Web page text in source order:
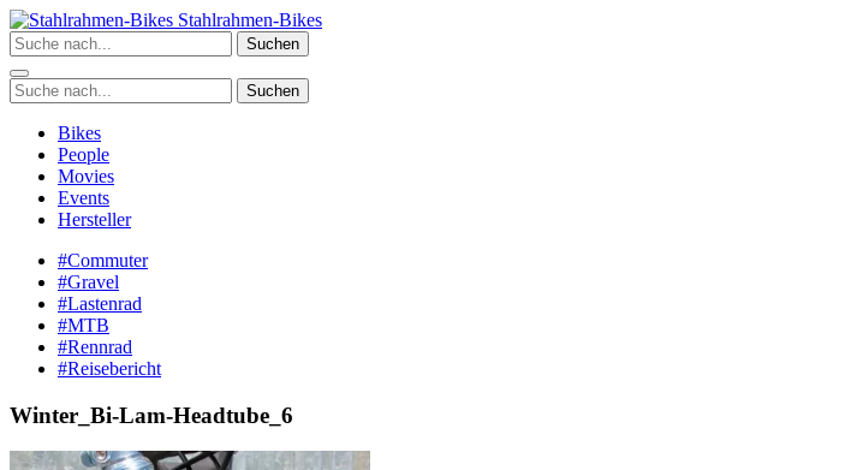
Zum
Inhalt
springen
Stahlrahmen-Bikes
Suchen
Suchen
Bikes
People
Movies
Events
Hersteller
#Commuter
#Gravel
#Lastenrad
#MTB
#Rennrad
#Reisebericht
Winter_Bi-Lam-Headtube_6